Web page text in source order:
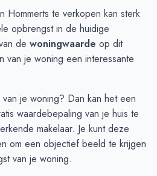
225.000
€ 213.140
€ 201.280
€ 241.140
281.000
700.000
700.000
700.000
Hommerts te verkopen kan sterk
opbrengst in de huidige
de woningwaarde op dit
van je woning een interessante
je woning? Dan kan het een
waardebepaling van je huis te
makelaar. Je kunt deze
om een objectief beeld te krijgen
van je woning.